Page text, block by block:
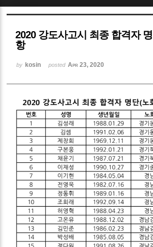
2020 강도사고시 최종 합격자
항
by kosin posted Apr 23, 2020
Sketchbook5, 스케
Sketchbook5, 스케